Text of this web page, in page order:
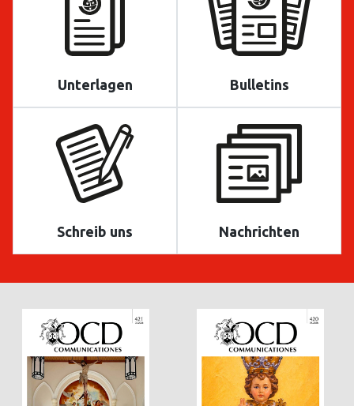
Unterlagen Bulletins
Schreib uns Nachrichten